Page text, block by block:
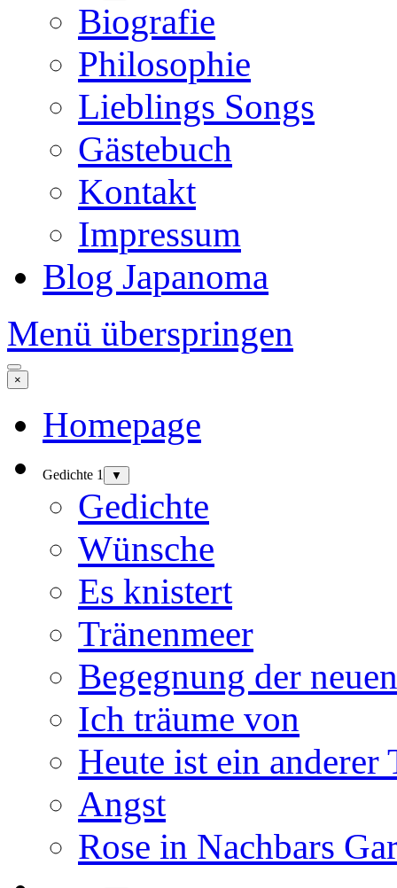
Biografie
Philosophie
Lieblings Songs
Gästebuch
Kontakt
Impressum
Blog Japanoma
Menü überspringen
×
Homepage
Gedichte 1 ▼
Gedichte
Wünsche
Es knistert
Tränenmeer
Begegnung der
Ich träume von
Heute ist ein anderer
Angst
Rose in Nachbars